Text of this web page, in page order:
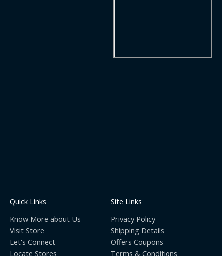
Quick Links
Know More about Us
Visit Store
Let's Connect
Locate Stores
Site Links
Privacy Policy
Shipping Details
Offers Coupons
Terms & Conditions